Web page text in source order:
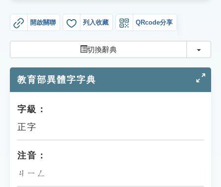
遊戲專區
教學應用
貓頭鷹博士
開啟關聯 列入收藏 QRcode分享
切換辭典 切換
教育部異體字字典
字級：
正字
注音：
ㄐㄧㄥ